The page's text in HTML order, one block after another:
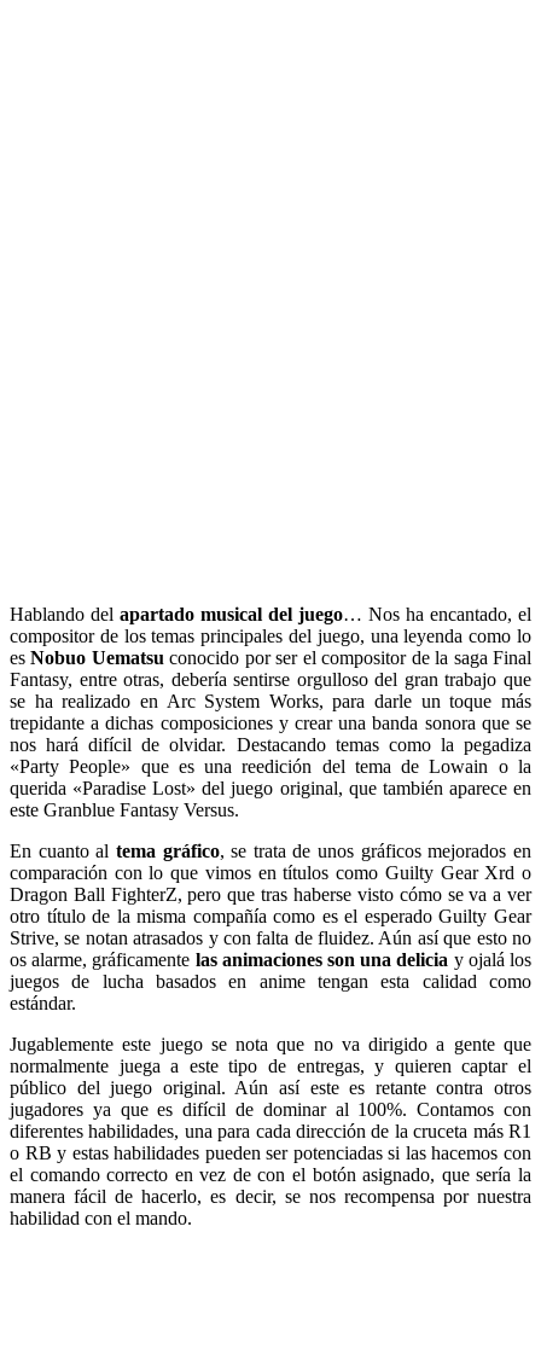
Hablando del apartado musical del juego… Nos ha encantado, el
compositor de los temas principales del juego, una leyenda como lo
esNobuo Uematsuconocido por ser el compositor de la saga Final
Fantasy, entre otras, debería sentirse orgulloso del gran trabajo que
se ha realizado en Arc System Works, para darle un toque más
trepidante a dichas composiciones y crear una banda sonora que se
nos hará difícil de olvidar. Destacando temas como la pegadiza
«Party People» que es una reedición del tema de Lowain o la
querida «Paradise Lost» del juego original, que también aparece en
este Granblue Fantasy Versus.
En cuanto al tema gráfico, se trata de unos gráficos mejorados en
comparación con lo que vimos en títulos como Guilty Gear Xrd o
Dragon Ball FighterZ, pero que tras haberse visto cómo se va a ver
otro título de la misma compañía como es el esperado Guilty Gear
Strive, se notan atrasados y con falta de fluidez. Aún así que esto no
os alarme, gráficamente las animaciones son una delicia y ojalá los
juegos de lucha basados en anime tengan esta calidad como
estándar.
Jugablemente este juego se nota que no va dirigido a gente que
normalmente juega a este tipo de entregas, y quieren captar el
público del juego original. Aún así este es retante contra otros
jugadores ya que es difícil de dominar al 100%. Contamos con
diferentes habilidades, una para cada dirección de la cruceta más R1
o RB y estas habilidades pueden ser potenciadas si las hacemos con
el comando correcto en vez de con el botón asignado, que sería la
manera fácil de hacerlo, es decir, se nos recompensa por nuestra
habilidad con el mando.